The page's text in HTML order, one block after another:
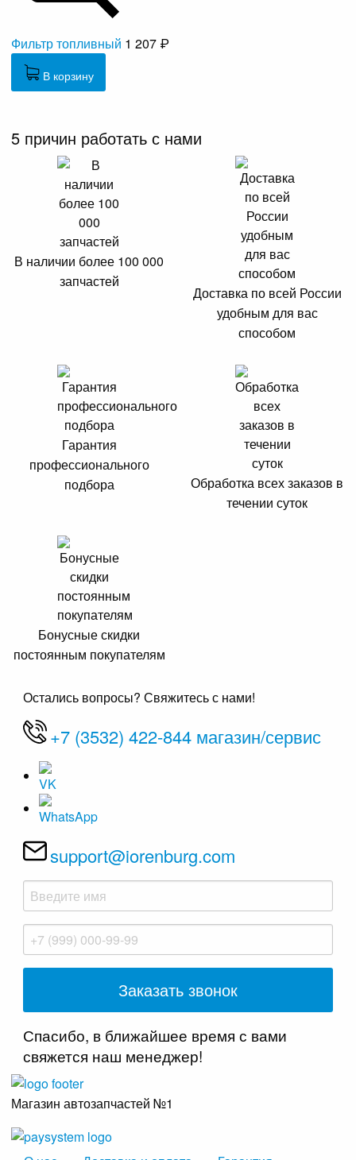
Фильтр топливный 1 207 ₽
В корзину
5 причин работать с нами
В наличии более 100 000
запчастей
Доставка по всей России
удобным для вас
способом
Гарантия
профессионального
подбора
Обработка всех заказов в
течении суток
Бонусные скидки
постоянным покупателям
Остались вопросы? Свяжитесь с нами!
+7 (3532) 422-844 магазин/сервис
support@iorenburg.com
Спасибо, в ближайшее время с вами
свяжется наш менеджер!
Магазин автозапчастей №1